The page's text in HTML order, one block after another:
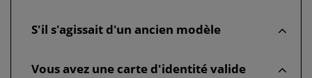
S'il s'agissait d'un ancien modèle
Vous avez une carte d'identité valide